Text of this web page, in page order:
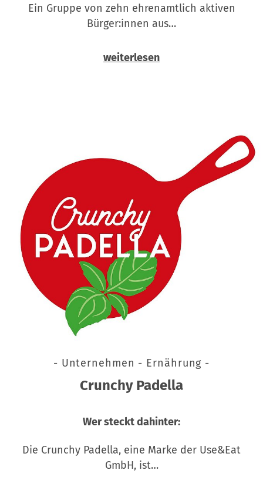
Ein Gruppe von zehn ehrenamtlich aktiven
Bürger:innen aus…
weiterlesen
- Unternehmen - Ernährung -
Crunchy Padella
Wer steckt dahinter:
Die Crunchy Padella, eine Marke der Use&Eat
GmbH, ist…